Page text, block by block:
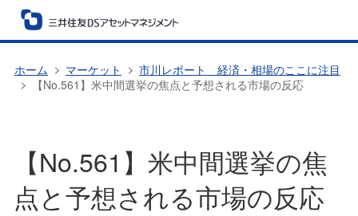
ホーム マーケット
市川レポート 経済・相場のここに注目
【No.561】米中間選挙の焦点と予想される市場の反応
【No.561】米中間選挙の焦
点と予想される市場の反応